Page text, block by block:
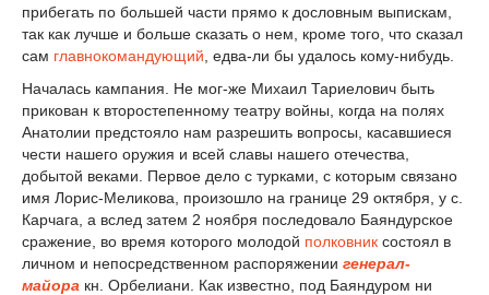
прибегать по большей части прямо к дословным выпискам,
так как лучше и больше сказать о нем, кроме того, что сказал
сам главнокомандующий , едва-ли бы удалось кому-нибудь.
Началась кампания. Не мог-же Михаил Тариелович быть
прикован к второстепенному театру войны, когда на полях
Анатолии предстояло нам разрешить вопросы, касавшиеся
чести нашего оружия и всей славы нашего отечества,
добытой веками. Первое дело с турками, с которым связано
имя Лорис-Меликова, произошло на границе 29 октября, у с.
Карчага, а вслед затем 2 ноября последовало Баяндурское
сражение, во время которого молодой полковник состоял в
личном и непосредственном распоряжении генерал-
майора кн. Орбелиани. Как известно, под Баяндуром ни